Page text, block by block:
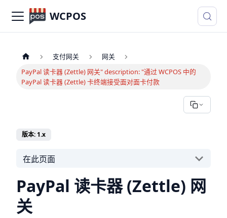
WCPOS
支付网关
网关
PayPal 读卡器 (Zettle) 网关" description: "通过 WCPOS 中的
PayPal 读卡器 (Zettle) 卡终端接受面对面卡付款
版本: 1.x
在此页面
PayPal 读卡器 (Zettle) 网
关